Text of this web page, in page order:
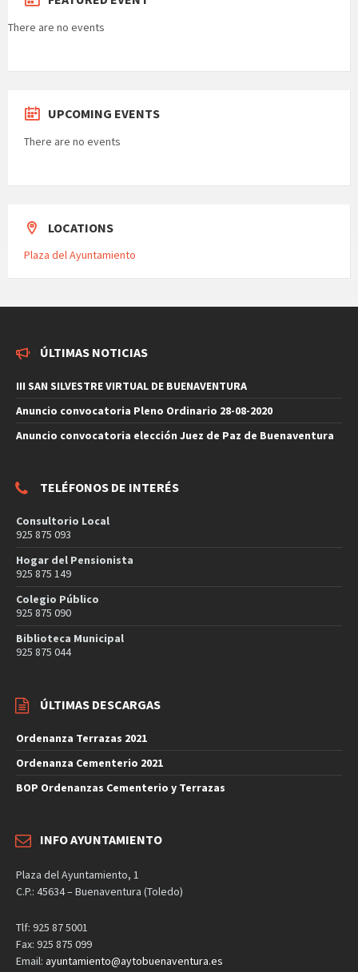
There are no events
UPCOMING EVENTS
There are no events
LOCATIONS
Plaza del Ayuntamiento
ÚLTIMAS NOTICIAS
III SAN SILVESTRE VIRTUAL DE BUENAVENTURA
Anuncio convocatoria Pleno Ordinario 28-08-2020
Anuncio convocatoria elección Juez de Paz de Buenaventura
TELÉFONOS DE INTERÉS
Consultorio Local
925 875 093
Hogar del Pensionista
925 875 149
Colegio Público
925 875 090
Biblioteca Municipal
925 875 044
ÚLTIMAS DESCARGAS
Ordenanza Terrazas 2021
Ordenanza Cementerio 2021
BOP Ordenanzas Cementerio y Terrazas
INFO AYUNTAMIENTO
Plaza del Ayuntamiento, 1
C.P.: 45634 – Buenaventura (Toledo)
Tlf: 925 87 5001
Fax: 925 875 099
Email: ayuntamiento@aytobuenaventura.es